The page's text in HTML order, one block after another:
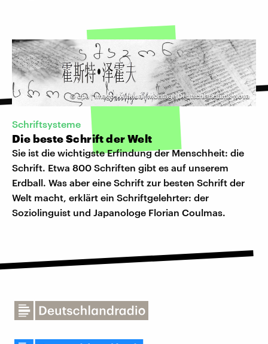
©dpa | imago | Xinhua | Montage Deutschlandfunk Nova
Schriftsysteme
Die beste Schrift der Welt
Sie ist die wichtigste Erfindung der Menschheit: die
Schrift. Etwa 800 Schriften gibt es auf unserem
Erdball. Was aber eine Schrift zur besten Schrift der
Welt macht, erklärt ein Schriftgelehrter: der
Soziolinguist und Japanologe Florian Coulmas.